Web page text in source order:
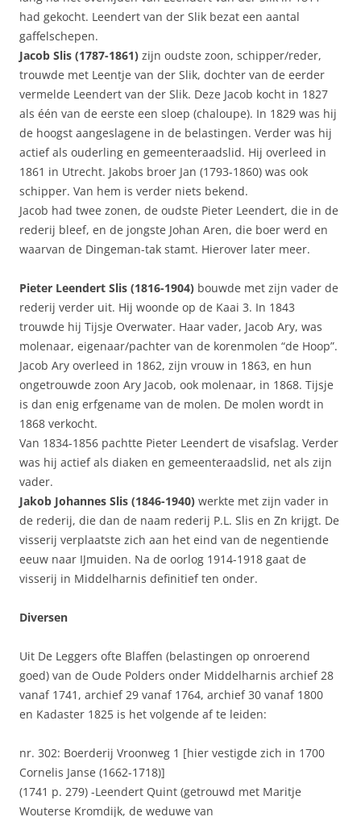
had gekocht. Leendert van der Slik bezat een aantal
gaffelschepen.
Jacob Slis (1787-1861) zijn oudste zoon, schipper/reder,
trouwde met Leentje van der Slik, dochter van de eerder
vermelde Leendert van der Slik. Deze Jacob kocht in 1827
als één van de eerste een sloep (chaloupe). In 1829 was hij
de hoogst aangeslagene in de belastingen. Verder was hij
actief als ouderling en gemeenteraadslid. Hij overleed in
1861 in Utrecht. Jakobs broer Jan (1793-1860) was ook
schipper. Van hem is verder niets bekend.
Jacob had twee zonen, de oudste Pieter Leendert, die in de
rederij bleef, en de jongste Johan Aren, die boer werd en
waarvan de Dingeman-tak stamt. Hierover later meer.
Pieter Leendert Slis (1816-1904) bouwde met zijn vader de
rederij verder uit. Hij woonde op de Kaai 3. In 1843
trouwde hij Tijsje Overwater. Haar vader, Jacob Ary, was
molenaar, eigenaar/pachter van de korenmolen “de Hoop”.
Jacob Ary overleed in 1862, zijn vrouw in 1863, en hun
ongetrouwde zoon Ary Jacob, ook molenaar, in 1868. Tijsje
is dan enig erfgename van de molen. De molen wordt in
1868 verkocht.
Van 1834-1856 pachtte Pieter Leendert de visafslag. Verder
was hij actief als diaken en gemeenteraadslid, net als zijn
vader.
Jakob Johannes Slis (1846-1940) werkte met zijn vader in
de rederij, die dan de naam rederij P.L. Slis en Zn krijgt. De
visserij verplaatste zich aan het eind van de negentiende
eeuw naar IJmuiden. Na de oorlog 1914-1918 gaat de
visserij in Middelharnis definitief ten onder.
Diversen
Uit De Leggers ofte Blaffen (belastingen op onroerend
goed) van de Oude Polders onder Middelharnis archief 28
vanaf 1741, archief 29 vanaf 1764, archief 30 vanaf 1800
en Kadaster 1825 is het volgende af te leiden:
nr. 302: Boerderij Vroonweg 1 [hier vestigde zich in 1700
Cornelis Janse (1662-1718)]
(1741 p. 279) -Leendert Quint (getrouwd met Maritje
Wouterse Kromdijk, de weduwe van